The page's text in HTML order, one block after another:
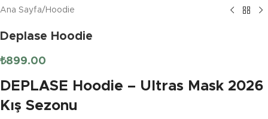
Ana Sayfa/ Hoodie
Deplase Hoodie
₺899.00
DEPLASE Hoodie – Ultras Mask 2026
Kış Sezonu